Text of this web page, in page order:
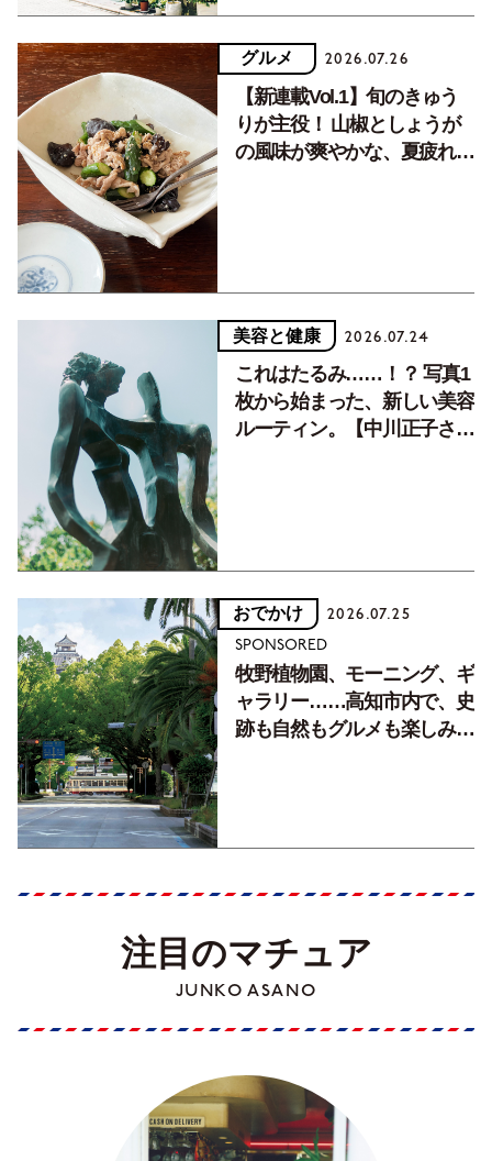
グルメ 2026.07.26
【新連載Vol.1】旬のきゅう
りが主役！ 山椒としょうが
の風味が爽やかな、夏疲れを
美容と健康 2026.07.24
これはたるみ……！？ 写真1
枚から始まった、新しい美容
ルーティン。【中川正子さん
おでかけ 2026.07.25
SPONSORED
牧野植物園、モーニング、ギ
ャラリー……高知市内で、史
跡も自然もグルメも楽しみ尽
注目のマチュア
JUNKO ASANO